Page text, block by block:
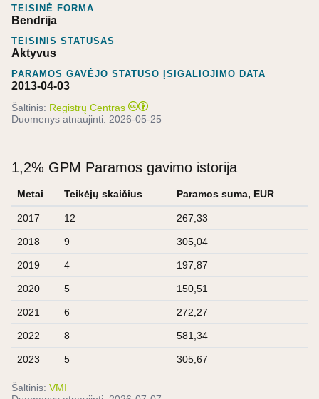
TEISINĖ FORMA
Bendrija
TEISINIS STATUSAS
Aktyvus
PARAMOS GAVĖJO STATUSO ĮSIGALIOJIMO DATA
2013-04-03
Šaltinis: Registrų Centras
Duomenys atnaujinti: 2026-05-25
1,2% GPM Paramos gavimo istorija
Metai Teikėjų skaičius Paramos suma, EUR
2017 12 267,33
2018 9 305,04
2019 4 197,87
2020 5 150,51
2021 6 272,27
2022 8 581,34
2023 5 305,67
Šaltinis: VMI